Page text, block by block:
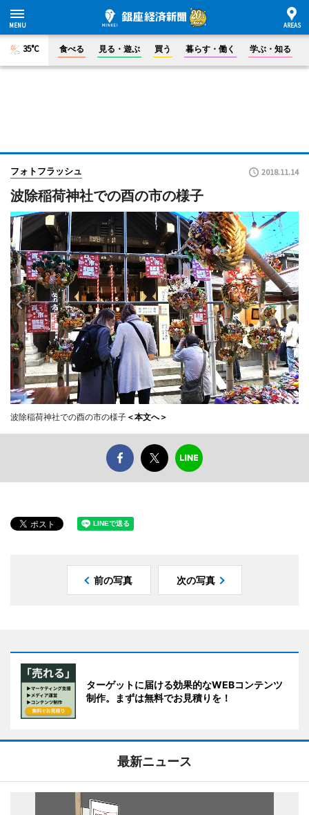
35°C 食べる 見る・遊ぶ 買う 暮らす・働く 学ぶ・知る
フォトフラッシュ 2018.11.14
波除稲荷神社での酉の市の様子
波除稲荷神社での酉の市の様子 ＜本文へ＞
前の写真 次の写真
ターゲットに届ける効果的なWEBコンテンツ
制作。まずは無料でお見積りを！
最新ニュース